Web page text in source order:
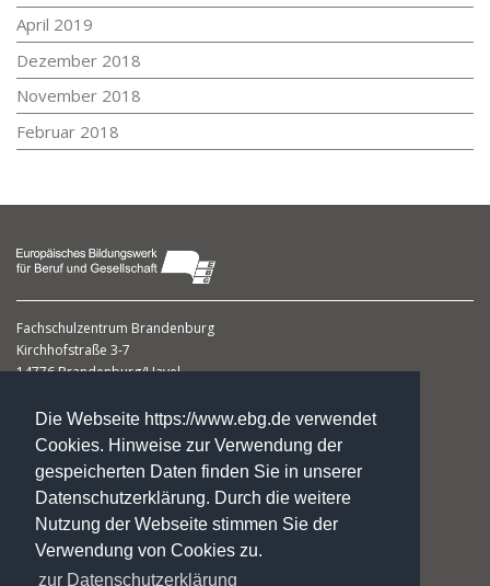
Die Webseite https://www.ebg.de verwendet
Cookies. Hinweise zur Verwendung der
gespeicherten Daten finden Sie in unserer
Datenschutzerklärung. Durch die weitere
Nutzung der Webseite stimmen Sie der
Verwendung von Cookies zu.
zur Datenschutzerklärung
April 2019
Dezember 2018
November 2018
Februar 2018
Fachschulzentrum Brandenburg
Kirchhofstraße 3-7
14776 Brandenburg/Havel
Frau Sabine Wilhelm M.A.
Leiterin
Telefon: 0 33 81. 70 24 56
Telefax: 0 33 81. 70 27 98
fs-brandenburg@ebg.de
Impressum